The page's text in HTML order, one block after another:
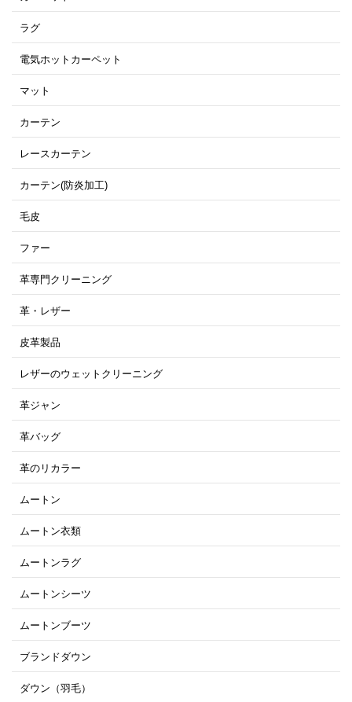
ラグ
電気ホットカーペット
マット
カーテン
レースカーテン
カーテン(防炎加工)
毛皮
ファー
革専門クリーニング
革・レザー
皮革製品
レザーのウェットクリーニング
革ジャン
革バッグ
革のリカラー
ムートン
ムートン衣類
ムートンラグ
ムートンシーツ
ムートンブーツ
ブランドダウン
ダウン（羽毛）